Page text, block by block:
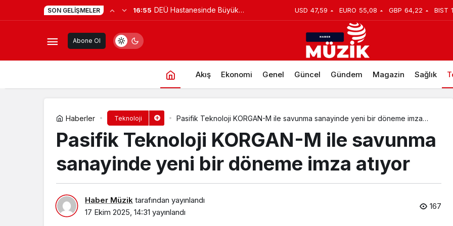
SON GELIŞMELER 14:35 Yapımcı Suat Yanç’a Sürpriz USD 47,59 EURO 55,08 GBP 64,22 BIST
Abone Ol
Akış Ekonomi Genel Güncel Gündem Magazin Sağlık
Haberler Teknoloji
Pasifik Teknoloji KORGAN-M ile savunma sanayinde yeni bir döneme imza
Pasifik Teknoloji KORGAN-M ile savunma
sanayinde yeni bir döneme imza atıyor
Haber Müzik tarafından yayınlandı
17 Ekim 2025, 14:31 yayınlandı
167
Samsung’dan her evi “akıllı eve” dönüştürecek sonbahar kampanyası